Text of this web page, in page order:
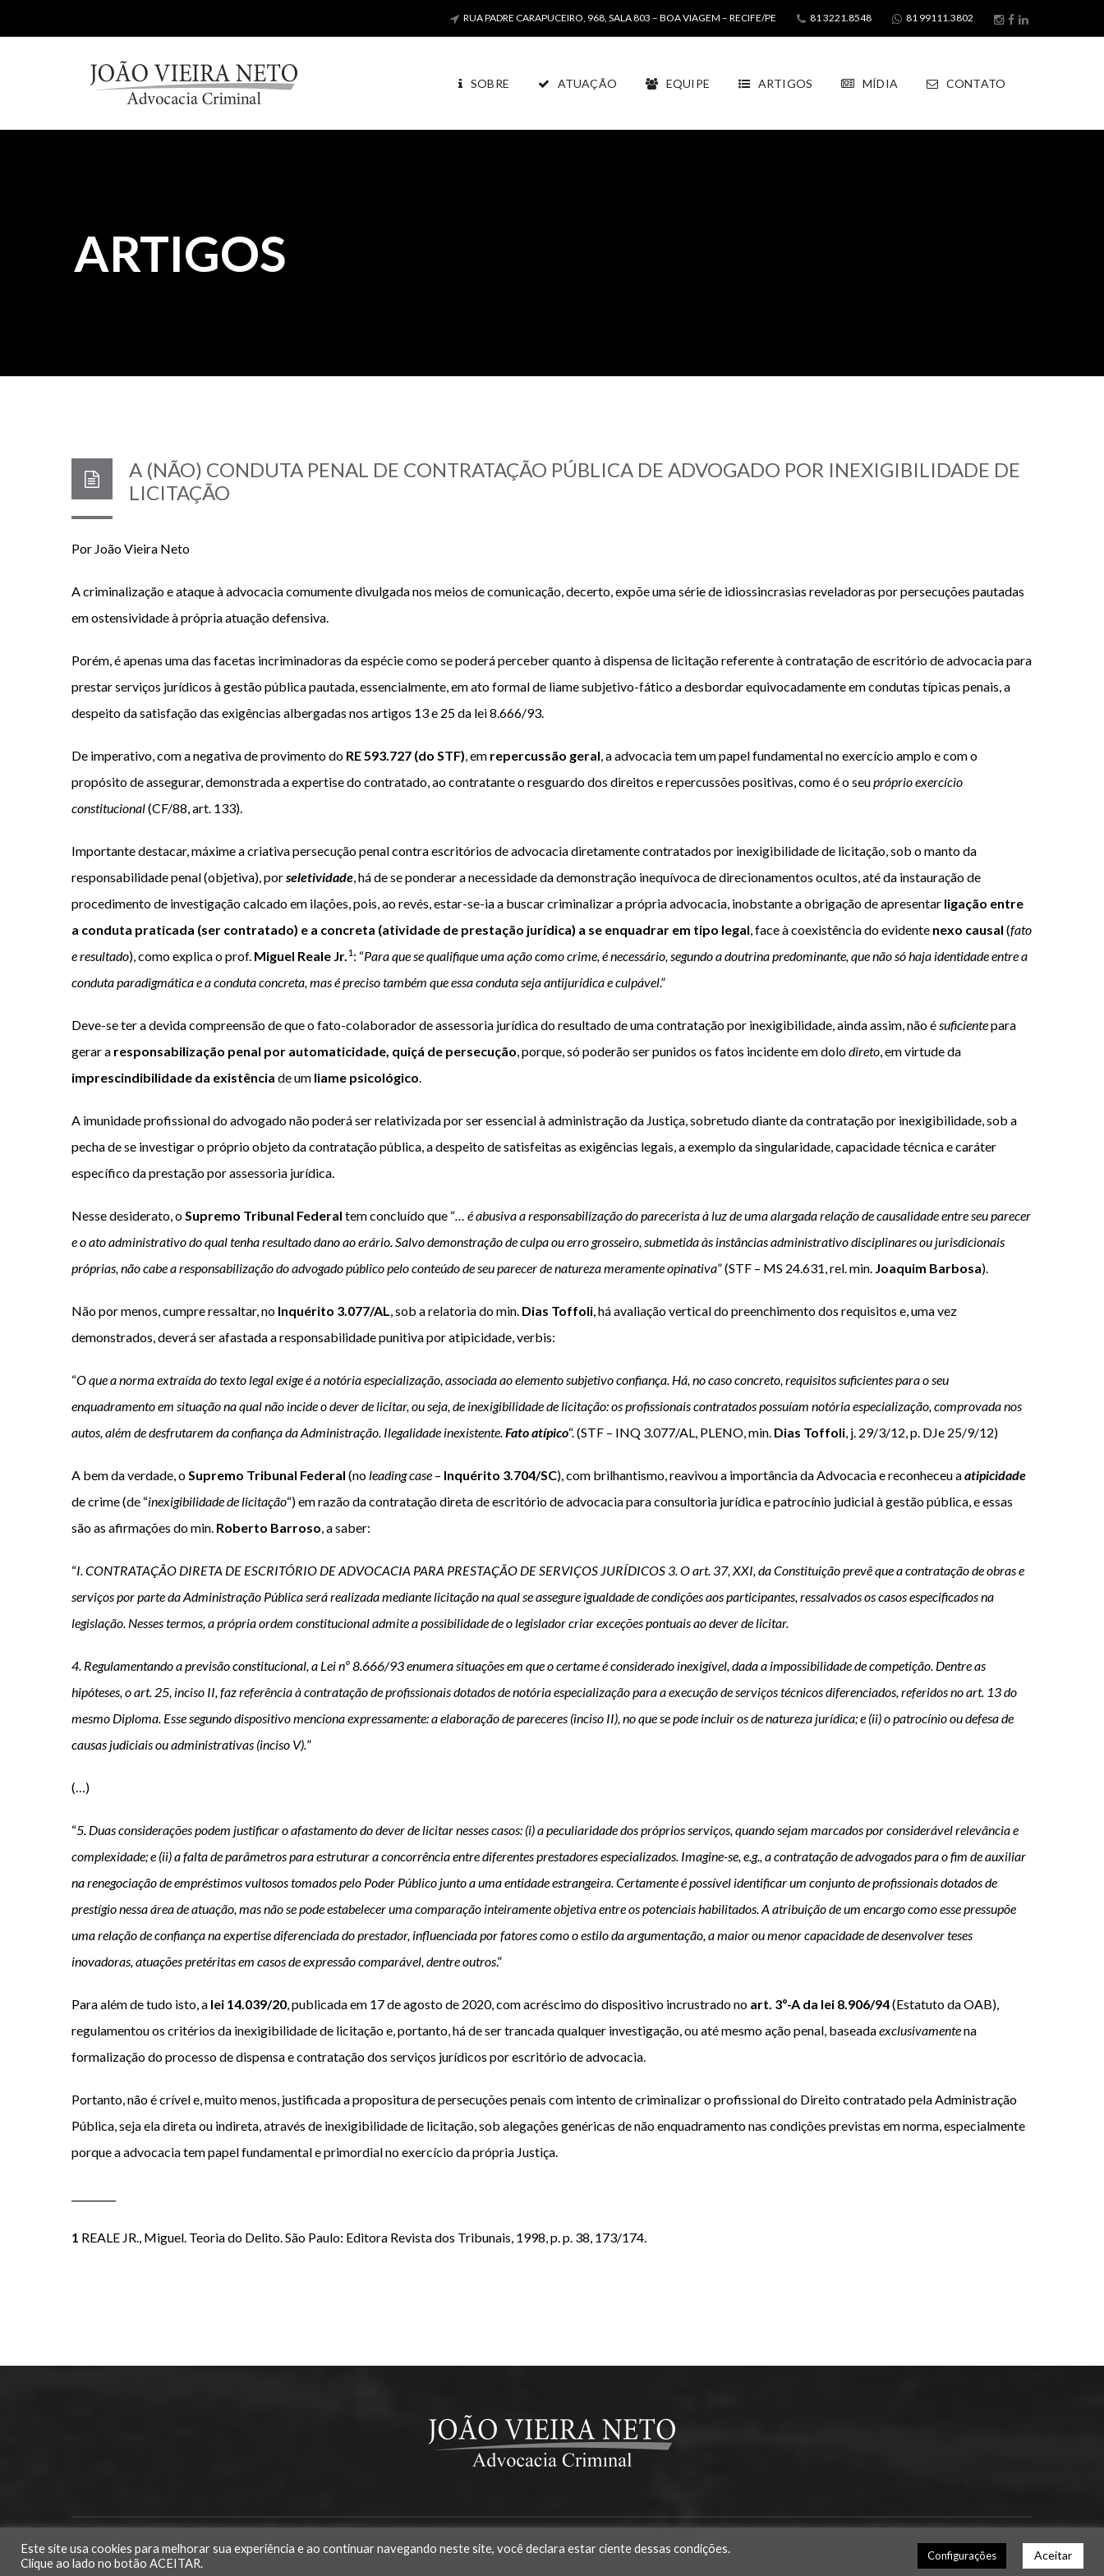
RUA PADRE CARAPUCEIRO, 968, SALA 803 – BOA VIAGEM – RECIFE/PE 81 3221.8548 81 99111.3802
SOBRE ATUAÇÃO EQUIPE ARTIGOS MÍDIA CONTATO
ARTIGOS
A (NÃO) CONDUTA PENAL DE CONTRATAÇÃO PÚBLICA DE ADVOGADO POR INEXIGIBILIDADE DE
LICITAÇÃO
Por João Vieira Neto
A criminalização e ataque à advocacia comumente divulgada nos meios de comunicação, decerto, expõe uma série de idiossincrasias reveladoras por persecuções pautadas
em ostensividade à própria atuação defensiva.
Porém, é apenas uma das facetas incriminadoras da espécie como se poderá perceber quanto à dispensa de licitação referente à contratação de escritório de advocacia para
prestar serviços jurídicos à gestão pública pautada, essencialmente, em ato formal de liame subjetivo-fático a desbordar equivocadamente em condutas típicas penais, a
despeito da satisfação das exigências albergadas nos artigos 13 e 25 da lei 8.666/93.
De imperativo, com a negativa de provimento do RE 593.727 (do STF), em repercussão geral, a advocacia tem um papel fundamental no exercício amplo e com o
propósito de assegurar, demonstrada a expertise do contratado, ao contratante o resguardo dos direitos e repercussões positivas, como é o seupróprio exercício
constitucional(CF/88, art. 133).
Importante destacar, máxime a criativa persecução penal contra escritórios de advocacia diretamente contratados por inexigibilidade de licitação, sob o manto da
responsabilidade penal (objetiva), porseletividade, há de se ponderar a necessidade da demonstração inequívoca de direcionamentos ocultos, até da instauração de
procedimento de investigação calcado em ilações, pois, ao revés, estar-se-ia a buscar criminalizar a própria advocacia, inobstante a obrigação de apresentar ligação entre
a conduta praticada (ser contratado) e a concreta (atividade de prestação jurídica) a se enquadrar em tipo legal, face à coexistência do evidente nexo causal (fato
e resultado), como explica o prof. Miguel Reale Jr.1 : “Para que se qualifique uma ação como crime, é necessário, segundo a doutrina predominante, que não só haja identidade entre a
conduta paradigmática e a conduta concreta, mas é preciso também que essa conduta seja antijurídica e culpável.”
Deve-se ter a devida compreensão de que o fato-colaborador de assessoria jurídica do resultado de uma contratação por inexigibilidade, ainda assim, não ésuficientepara
gerar a responsabilização penal por automaticidade, quiçá de persecução, porque, só poderão ser punidos os fatos incidente em dolodireto, em virtude da
imprescindibilidade da existência de um liame psicológico.
A imunidade profissional do advogado não poderá ser relativizada por ser essencial à administração da Justiça, sobretudo diante da contratação por inexigibilidade, sob a
pecha de se investigar o próprio objeto da contratação pública, a despeito de satisfeitas as exigências legais, a exemplo da singularidade, capacidade técnica e caráter
específico da prestação por assessoria jurídica.
Nesse desiderato, oSupremo Tribunal Federal tem concluído que “… é abusiva a responsabilização do parecerista à luz de uma alargada relação de causalidade entre seu parecer
e o ato administrativo do qual tenha resultado dano ao erário. Salvo demonstração de culpa ou erro grosseiro, submetida às instâncias administrativo disciplinares ou jurisdicionais
próprias, não cabe a responsabilização do advogado público pelo conteúdo de seu parecer de natureza meramente opinativa” (STF – MS 24.631, rel. min. Joaquim Barbosa).
Não por menos, cumpre ressaltar, no Inquérito 3.077/AL, sob a relatoria do min. Dias Toffoli, há avaliação vertical do preenchimento dos requisitos e, uma vez
demonstrados, deverá ser afastada a responsabilidade punitiva por atipicidade, verbis:
“O que a norma extraída do texto legal exige é a notória especialização, associada ao elemento subjetivo confiança. Há, no caso concreto, requisitos suficientes para o seu
enquadramento em situação na qual não incide o dever de licitar, ou seja, de inexigibilidade de licitação: os profissionais contratados possuíam notória especialização, comprovada nos
autos, além de desfrutarem da confiança da Administração. Ilegalidade inexistente.Fato atípico“. (STF – INQ 3.077/AL, PLENO, min. Dias Toffoli, j. 29/3/12, p. DJe 25/9/12)
A bem da verdade, oSupremo Tribunal Federal (noleading case – Inquérito 3.704/SC), com brilhantismo, reavivou a importância da Advocacia e reconheceu aatipicidade
de crime (de “inexigibilidade de licitação“) em razão da contratação direta de escritório de advocacia para consultoria jurídica e patrocínio judicial à gestão pública, e essas
são as afirmações do min. Roberto Barroso, a saber:
“I. CONTRATAÇÃO DIRETA DE ESCRITÓRIO DE ADVOCACIA PARA PRESTAÇÃO DE SERVIÇOS JURÍDICOS 3. O art. 37, XXI, da Constituição prevê que a contratação de obras e
serviços por parte da Administração Pública será realizada mediante licitação na qual se assegure igualdade de condições aos participantes, ressalvados os casos especificados na
legislação. Nesses termos, a própria ordem constitucional admite a possibilidade de o legislador criar exceções pontuais ao dever de licitar.
4. Regulamentando a previsão constitucional, a Lei nº 8.666/93 enumera situações em que o certame é considerado inexigível, dada a impossibilidade de competição. Dentre as
hipóteses, o art. 25, inciso II, faz referência à contratação de profissionais dotados de notória especialização para a execução de serviços técnicos diferenciados, referidos no art. 13 do
mesmo Diploma. Esse segundo dispositivo menciona expressamente: a elaboração de pareceres (inciso II), no que se pode incluir os de natureza jurídica; e (ii) o patrocínio ou defesa de
causas judiciais ou administrativas (inciso V).”
(…)
“5. Duas considerações podem justificar o afastamento do dever de licitar nesses casos: (i) a peculiaridade dos próprios serviços, quando sejam marcados por considerável relevância e
complexidade; e (ii) a falta de parâmetros para estruturar a concorrência entre diferentes prestadores especializados. Imagine-se, e.g., a contratação de advogados para o fim de auxiliar
na renegociação de empréstimos vultosos tomados pelo Poder Público junto a uma entidade estrangeira. Certamente é possível identificar um conjunto de profissionais dotados de
prestígio nessa área de atuação, mas não se pode estabelecer uma comparação inteiramente objetiva entre os potenciais habilitados. A atribuição de um encargo como esse pressupõe
uma relação de confiança na expertise diferenciada do prestador, influenciada por fatores como o estilo da argumentação, a maior ou menor capacidade de desenvolver teses
inovadoras, atuações pretéritas em casos de expressão comparável, dentre outros.”
Para além de tudo isto, a lei 14.039/20, publicada em 17 de agosto de 2020, com acréscimo do dispositivo incrustrado no art. 3º-A da lei 8.906/94(Estatuto da OAB),
regulamentou os critérios da inexigibilidade de licitação e, portanto, há de ser trancada qualquer investigação, ou até mesmo ação penal, baseadaexclusivamentena
formalização do processo de dispensa e contratação dos serviços jurídicos por escritório de advocacia.
Portanto, não é crível e, muito menos, justificada a propositura de persecuções penais com intento de criminalizar o profissional do Direito contratado pela Administração
Pública, seja ela direta ou indireta, através de inexigibilidade de licitação, sob alegações genéricas de não enquadramento nas condições previstas em norma, especialmente
porque a advocacia tem papel fundamental e primordial no exercício da própria Justiça.
1 REALE JR., Miguel. Teoria do Delito. São Paulo: Editora Revista dos Tribunais, 1998, p. p. 38, 173/174.
© 2022 Todos os direitos reservados – João Vieira Neto Advocacia Criminal
Este site usa cookies para melhorar sua experiência e ao continuar navegando neste site, você declara estar ciente dessas condições.
Clique ao lado no botão ACEITAR.
Configurações Aceitar